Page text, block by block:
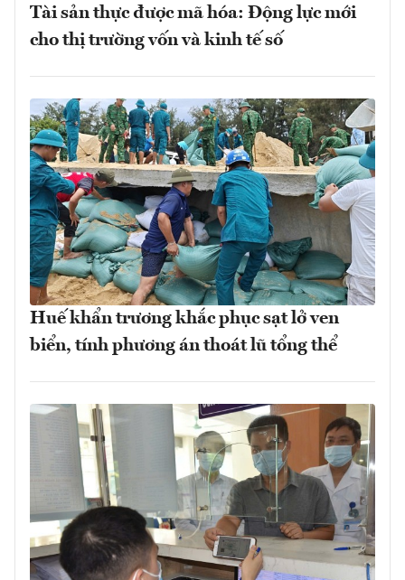
Tài sản thực được mã hóa: Động lực mới
cho thị trường vốn và kinh tế số
Huế khẩn trương khắc phục sạt lở ven
biển, tính phương án thoát lũ tổng thể